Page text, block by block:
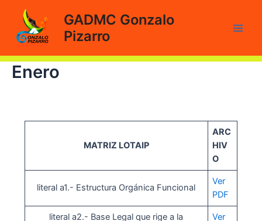
contenido
GADMC Gonzalo
Pizarro
Enero
MATRIZ LOTAIP
ARC
HIV
O
literal a1.- Estructura Orgánica Funcional
Ver
PDF
literal a2.- Base Legal que rige a la
Ver